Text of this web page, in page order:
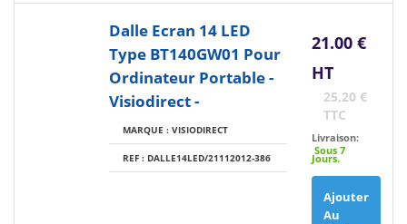
Dalle Ecran 14 LED
Type BT140GW01 Pour
Ordinateur Portable -
Visiodirect -
MARQUE : VISIODIRECT
REF : DALLE14LED/21112012-386
21.00 €
HT
25,20 €
TTC
Livraison:
Sous 7
Jours.
Ajouter
Au